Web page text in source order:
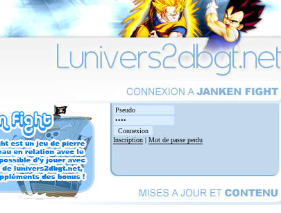
Inscription | Mot de passe perdu